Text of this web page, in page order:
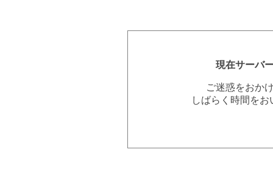
現在サーバ
ご迷惑をおか
しばらく時間を